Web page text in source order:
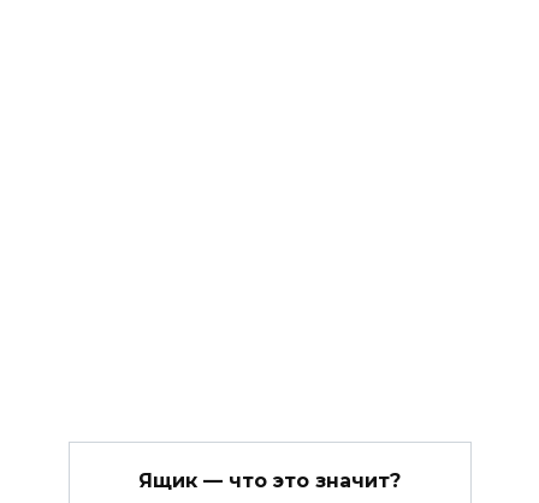
Ящик — что это значит?